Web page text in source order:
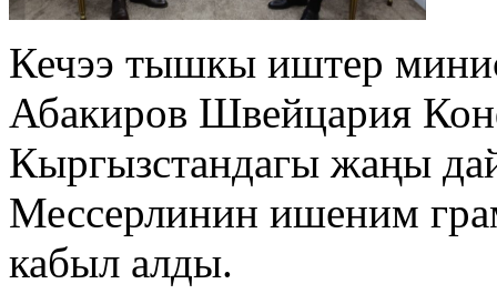
Кечээ тышкы иштер
Абакиров Швейцария
Кыргызстандагы жаңы
Мессерлинин ишеним
кабыл алды.